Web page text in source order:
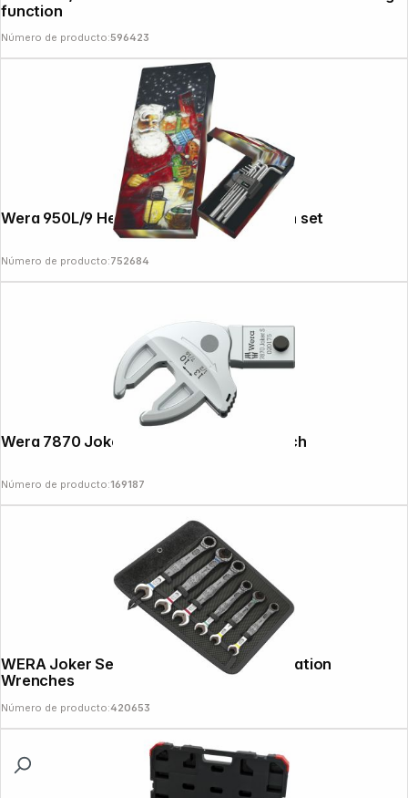
function
Número de producto:596423
Wera 950L/9 Hex-Plus HF 1 angle wrench set
Número de producto:752684
Wera 7870 Joker S Self-Adjusting Wrench
Número de producto:169187
WERA Joker Set 6 parts Ratchet Combination
Wrenches
Número de producto:420653